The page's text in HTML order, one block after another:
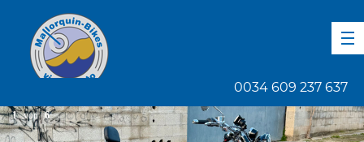
0034 609 237 637
1 von 6